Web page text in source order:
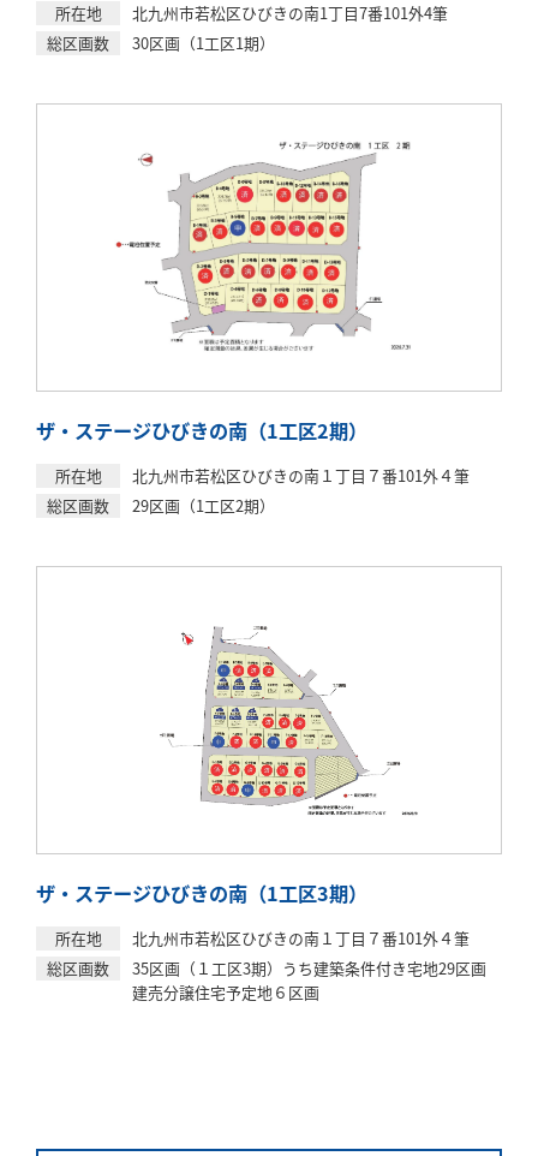
所在地
北九州市若松区ひびきの南1丁目7番101外4筆
総区画数
30区画（1工区1期）
ザ・ステージひびきの南（1工区2期）
所在地
北九州市若松区ひびきの南１丁目７番101外４筆
総区画数
29区画（1工区2期）
ザ・ステージひびきの南（1工区3期）
所在地
北九州市若松区ひびきの南１丁目７番101外４筆
総区画数
35区画（１工区3期）うち建築条件付き宅地29区画
建売分譲住宅予定地６区画